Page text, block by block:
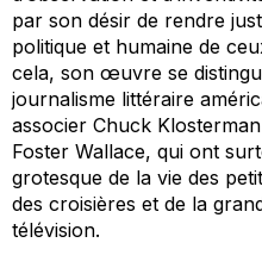
par son désir de rendre
politique et humaine de
cela, son œuvre se
journalisme littéraire
associer Chuck
Foster Wallace, qui ont
grotesque de la vie des
des croisières et de la
télévision.